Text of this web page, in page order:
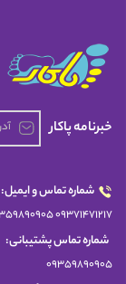
خبرنامه پاکار
شماره تماس و ایمیل:
09371471217
شماره تماس پشتیبانی:
09359890905